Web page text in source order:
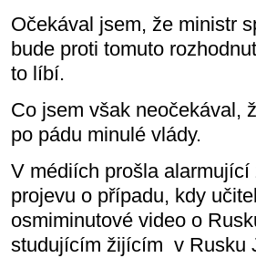
Očekával jsem, že ministr
bude proti tomuto
to líbí.
Co jsem však neočekával,
po pádu minulé vlády.
V médiích prošla
projevu o případu, kdy
osmiminutové video o
studujícím žijícím v Rusku